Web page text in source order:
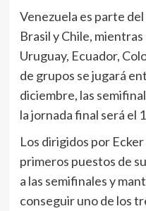
Venezuela es parte
Brasil y Chile,
Uruguay, Ecuador,
de grupos se jugará
diciembre, las
la jornada final será el
Los dirigidos por
primeros puestos de
a las semifinales y
conseguir uno de los